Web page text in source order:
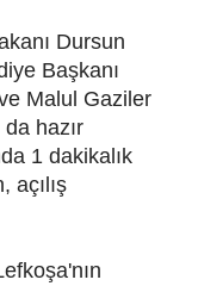
Dursun
Başkanı
Malul Gaziler
hazır
1 dakikalık
açılış